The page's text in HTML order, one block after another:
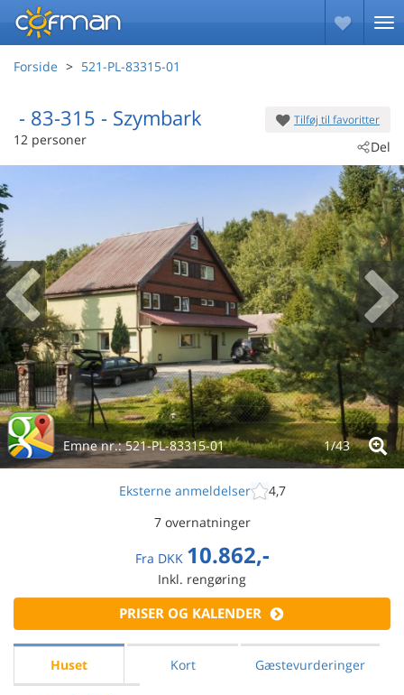
Forside 521-PL-83315-01
Tilføj til favoritter
Del
- 83-315 - Szymbark
12 personer
Emne nr.:521-PL-83315-01 1/43
Eksterne anmeldelser
4,7
7 overnatninger
Fra DKK 10.862,-
Inkl. rengøring
PRISER OG KALENDER
Huset Kort Gæstevurderinger